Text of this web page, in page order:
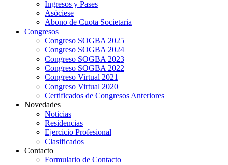
Ingresos y Pases
Asóciese
Abono de Cuota Societaria
Congresos
Congreso SOGBA 2025
Congreso SOGBA 2024
Congreso SOGBA 2023
Congreso SOGBA 2022
Congreso Virtual 2021
Congreso Virtual 2020
Certificados de Congresos Anteriores
Novedades
Noticias
Residencias
Ejercicio Profesional
Clasificados
Contacto
Formulario de Contacto